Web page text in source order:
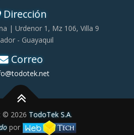
Dirección
| Urdenor 1, Mz 106, Villa 9
- Guayaquil
Correo
© 2026 TodoTek S.A.
por